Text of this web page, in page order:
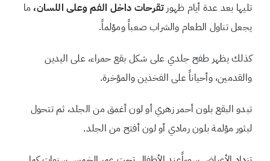
تليها بعد عدة أيام ظهور تقرحات داخل الفم وعلى اللسان، ما
يجعل تناول الطعام والشراب صعباً ومؤلماً.
كذلك يظهر طفح جلدي على شكل بقع حمراء، على اليدين
والقدمين، وأحياناً على الفخذين والمؤخرة.
تبدو البقع بلون أحمر زهري أو لون أغمق من الجلد، ثم تتحول
لبثور مؤلمة بلون رمادي أو لون أفتح من الجلد.